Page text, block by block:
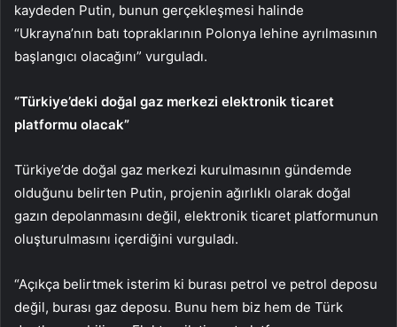
kaydeden Putin, bunun gerçekleşmesi halinde
“Ukrayna’nın batı topraklarının Polonya lehine ayrılmasının
başlangıcı olacağını” vurguladı.
“Türkiye’deki doğal gaz merkezi elektronik ticaret
platformu olacak”
Türkiye’de doğal gaz merkezi kurulmasının gündemde
olduğunu belirten Putin, projenin ağırlıklı olarak doğal
gazın depolanmasını değil, elektronik ticaret platformunun
oluşturulmasını içerdiğini vurguladı.
“Açıkça belirtmek isterim ki burası petrol ve petrol deposu
değil, burası gaz deposu. Bunu hem biz hem de Türk